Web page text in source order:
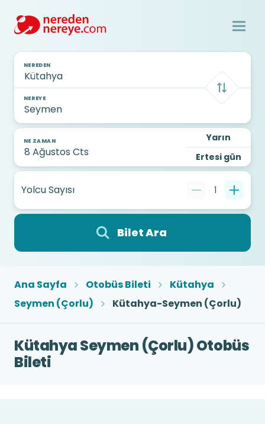
NEREDEN
NEREYE
NE ZAMAN
Yarın
Ertesi gün
Yolcu Sayısı 1
Bilet Ara
Ana Sayfa Otobüs Bileti
Kütahya
Seymen (Çorlu)
Kütahya-Seymen (Çorlu)
Kütahya Seymen (Çorlu) Otobüs
Bileti